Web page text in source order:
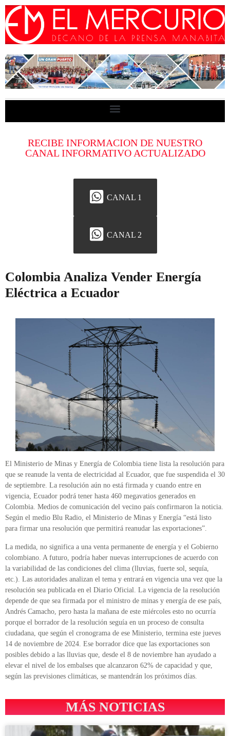
RECIBE INFORMACION DE NUESTRO
CANAL INFORMATIVO ACTUALIZADO
CANAL 1
CANAL 2
Colombia Analiza Vender Energía
Eléctrica a Ecuador
El Ministerio de Minas y Energía de Colombia tiene lista la resolución para
que se reanude la venta de electricidad al Ecuador, que fue suspendida el 30
de septiembre. La resolución aún no está firmada y cuando entre en
vigencia, Ecuador podrá tener hasta 460 megavatios generados en
Colombia. Medios de comunicación del vecino país confirmaron la noticia.
Según el medio Blu Radio, el Ministerio de Minas y Energía “está listo
para firmar una resolución que permitirá reanudar las exportaciones”.
La medida, no significa a una venta permanente de energía y el Gobierno
colombiano. A futuro, podría haber nuevas interrupciones de acuerdo con
la variabilidad de las condiciones del clima (lluvias, fuerte sol, sequía,
etc.). Las autoridades analizan el tema y entrará en vigencia una vez que la
resolución sea publicada en el Diario Oficial. La vigencia de la resolución
depende de que sea firmada por el ministro de minas y energía de ese país,
Andrés Camacho, pero hasta la mañana de este miércoles esto no ocurría
porque el borrador de la resolución seguía en un proceso de consulta
ciudadana, que según el cronograma de ese Ministerio, termina este jueves
14 de noviembre de 2024. Ese borrador dice que las exportaciones son
posibles debido a las lluvias que, desde el 8 de noviembre han ayudado a
elevar el nivel de los embalses que alcanzaron 62% de capacidad y que,
según las previsiones climáticas, se mantendrán los próximos días.
MÁS NOTICIAS